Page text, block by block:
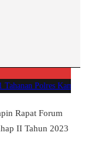
Polres Kampar
Rapat Forum
II Tahun 2023